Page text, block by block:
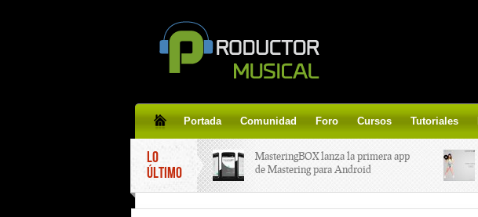
Portada Comunidad Foro Cursos Tutoriales
LO
ÚLTIMO
MasteringBOX lanza la primera app
de Mastering para Android